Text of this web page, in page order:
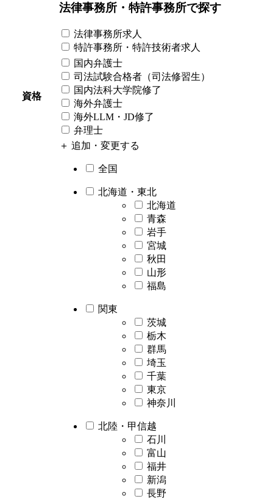
法律事務所・特許事務所で探す
法律事務所求人
特許事務所・特許技術者求人
資格
国内弁護士
司法試験合格者（司法修習生）
国内法科大学院修了
海外弁護士
海外LLM・JD修了
弁理士
＋ 追加・変更する
全国
北海道・東北
北海道
青森
岩手
宮城
秋田
山形
福島
関東
茨城
栃木
群馬
埼玉
千葉
東京
神奈川
北陸・甲信越
石川
富山
福井
新潟
長野